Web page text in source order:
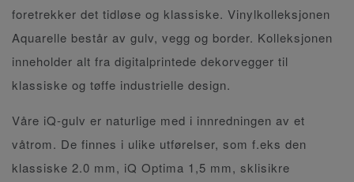
foretrekker det tidløse og klassiske. Vinylkolleksjonen
Aquarelle består av gulv, vegg og border. Kolleksjonen
inneholder alt fra digitalprintede dekorvegger til
klassiske og tøffe industrielle design.
Våre iQ-gulv er naturlige med i innredningen av et
våtrom. De finnes i ulike utførelser, som f.eks den
klassiske 2.0 mm, iQ Optima 1,5 mm, sklisikre